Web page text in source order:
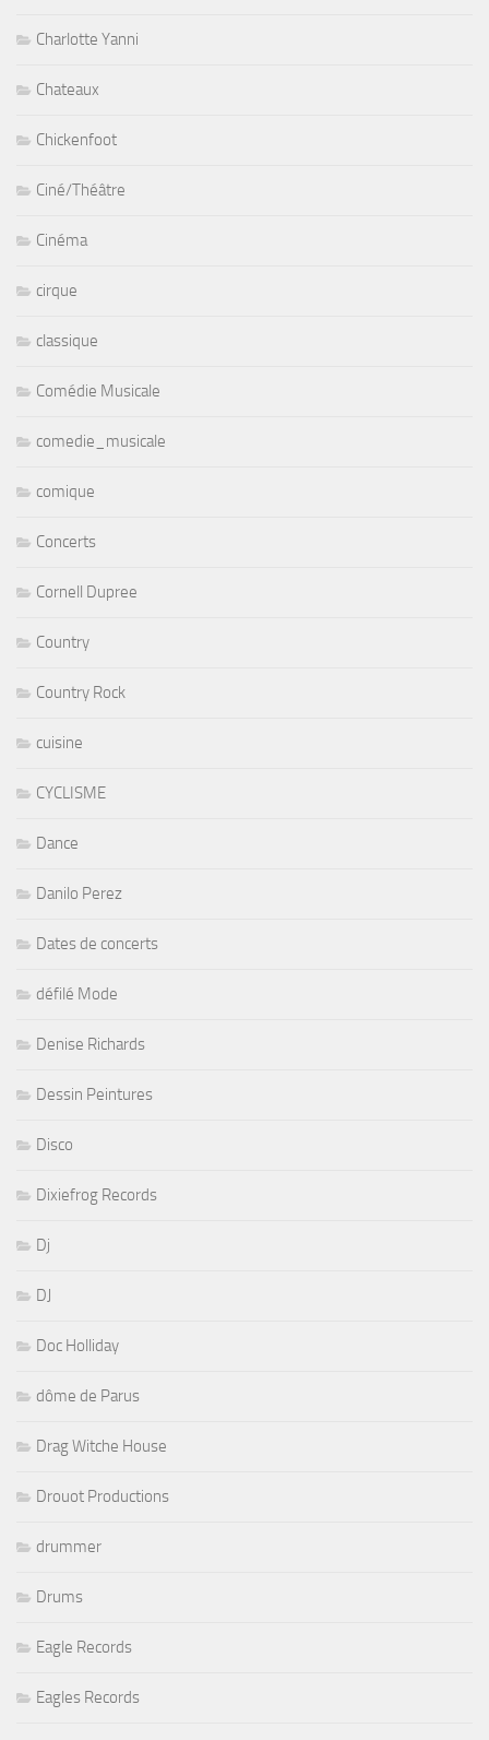
Charlotte Yanni
Chateaux
Chickenfoot
Ciné/Théâtre
Cinéma
cirque
classique
Comédie Musicale
comedie_musicale
comique
Concerts
Cornell Dupree
Country
Country Rock
cuisine
CYCLISME
Dance
Danilo Perez
Dates de concerts
défilé Mode
Denise Richards
Dessin Peintures
Disco
Dixiefrog Records
Dj
DJ
Doc Holliday
dôme de Parus
Drag Witche House
Drouot Productions
drummer
Drums
Eagle Records
Eagles Records